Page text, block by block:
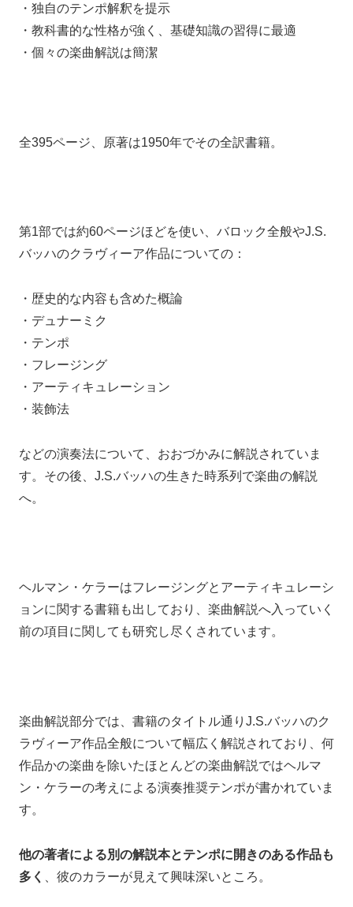
・独自のテンポ解釈を提示
・教科書的な性格が強く、基礎知識の習得に最適
・個々の楽曲解説は簡潔
全395ページ、原著は1950年でその全訳書籍。
第1部では約60ページほどを使い、 バロック全般やJ.S.
バッハのクラヴィーア作品についての：
・歴史的な内容も含めた概論
・デュナーミク
・テンポ
・ フレージング
・アーティキュレーション
・装飾法
などの演奏法について、 おおづかみに解説されていま
す。 その後、J.S.バッハの生きた時系列で楽曲の解説
へ。
ヘルマン・ケラーはフレージングとアーティキュレーシ
ョンに関する書籍も出しており、 楽曲解説へ入っていく
前の項目に関しても研究し尽くされています。
楽曲解説部分では、書籍のタイトル通りJ.S.バッハのク
ラヴィーア作品全般について幅広く解説されており、 何
作品かの楽曲を除いたほとんどの楽曲解説ではヘルマ
ン・ケラーの考えによる演奏推奨テンポが書かれていま
す。
他の著者による別の解説本とテンポに開きのある作品も
多く
、彼のカラーが見えて興味深いところ。